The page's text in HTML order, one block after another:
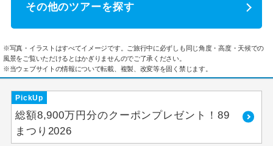
その他のツアーを探す
※写真・イラストはすべてイメージです。ご旅行中に必ずしも同じ角度・高度・天候での
風景をご覧いただけるとはかぎりませんのでご了承ください。
※当ウェブサイトの情報について転載、複製、改変等を固く禁じます。
PickUp
総額8,900万円分のクーポンプレゼント！89
まつり2026